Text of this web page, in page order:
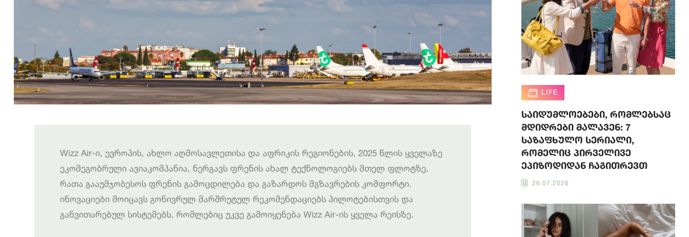
Wizz Air-ი, ევროპის, ახლო აღმოსავლეთისა და აფრიკის რეგიონების, 2025 წლის ყველაზე
ეკომეგობრული ავიაკომპანია, ნერგავს ფრენის ახალ ტექნოლოგიებს მთელ ფლოტზე,
რათა გააუმჯობესოს ფრენის გამოცდილება და გაზარდოს მგზავრების კომფორტი.
ინოვაციები მოიცავს გონივრულ მარშრუტულ რეკომენდაციებს პილოტებისთვის და
განვითარებულ სისტემებს, რომლებიც უკვე გამოიყენება Wizz Air-ის ყველა რეისზე.
LIFE
საიდუმლოებები, რომლებსაც
მდიდრები მალავენ: 7
საზაფხულო სერიალი,
რომელიც პირველივე
ეპიზოდიდან ჩაგითრევთ
26.07.2026